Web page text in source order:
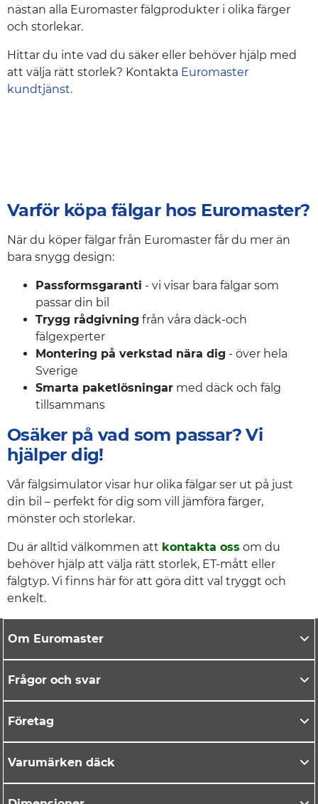
nästan alla Euromaster fälgprodukter i olika färger
och storlekar.
Hittar du inte vad du säker eller behöver hjälp med
att välja rätt storlek? Kontakta Euromaster
kundtjänst.
Varför köpa fälgar hos Euromaster?
När du köper fälgar från Euromaster får du mer än
bara snygg design:
Passformsgaranti - vi visar bara fälgar som
passar din bil
Trygg rådgivning från våra däck-och
fälgexperter
Montering på verkstad nära dig - över hela
Sverige
Smarta paketlösningar med däck och fälg
tillsammans
Osäker på vad som passar? Vi
hjälper dig!
Vår fälgsimulator visar hur olika fälgar ser ut på just
din bil – perfekt för dig som vill jämföra färger,
mönster och storlekar.
Du är alltid välkommen att kontakta oss om du
behöver hjälp att välja rätt storlek, ET-mått eller
fälgtyp. Vi finns här för att göra ditt val tryggt och
enkelt.
Om Euromaster
Frågor och svar
Företag
Varumärken däck